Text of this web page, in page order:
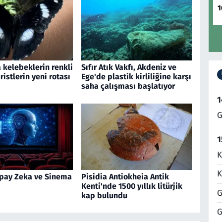
kelebeklerin renkli
yeni rotası
Sıfır Atık Vakfı, Akdeniz ve
Ege'de plastik kirliliğine karşı
saha çalışması başlatıyor
Zeka ve Sinema
Pisidia Antiokheia Antik
Kenti'nde 1500 yıllık litürjik
kap bulundu